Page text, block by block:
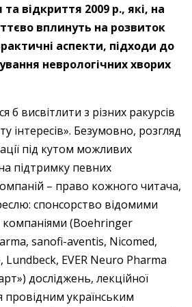
відкриття 2009 р., які, на
вплинуть на розвиток
аспекти, підходи до
неврологічних хворих
б висвітлити з різних ракурсів
інтересів». Безумовно, розгляд
під кутом можливих
підтримку певних
– право кожного читача,
спонсорство відомими
(Boehringer
sanofi-aventis, Nicomed,
Lundbeck, EVER Neuro Pharma
досліджень, лекційної
провідним українським